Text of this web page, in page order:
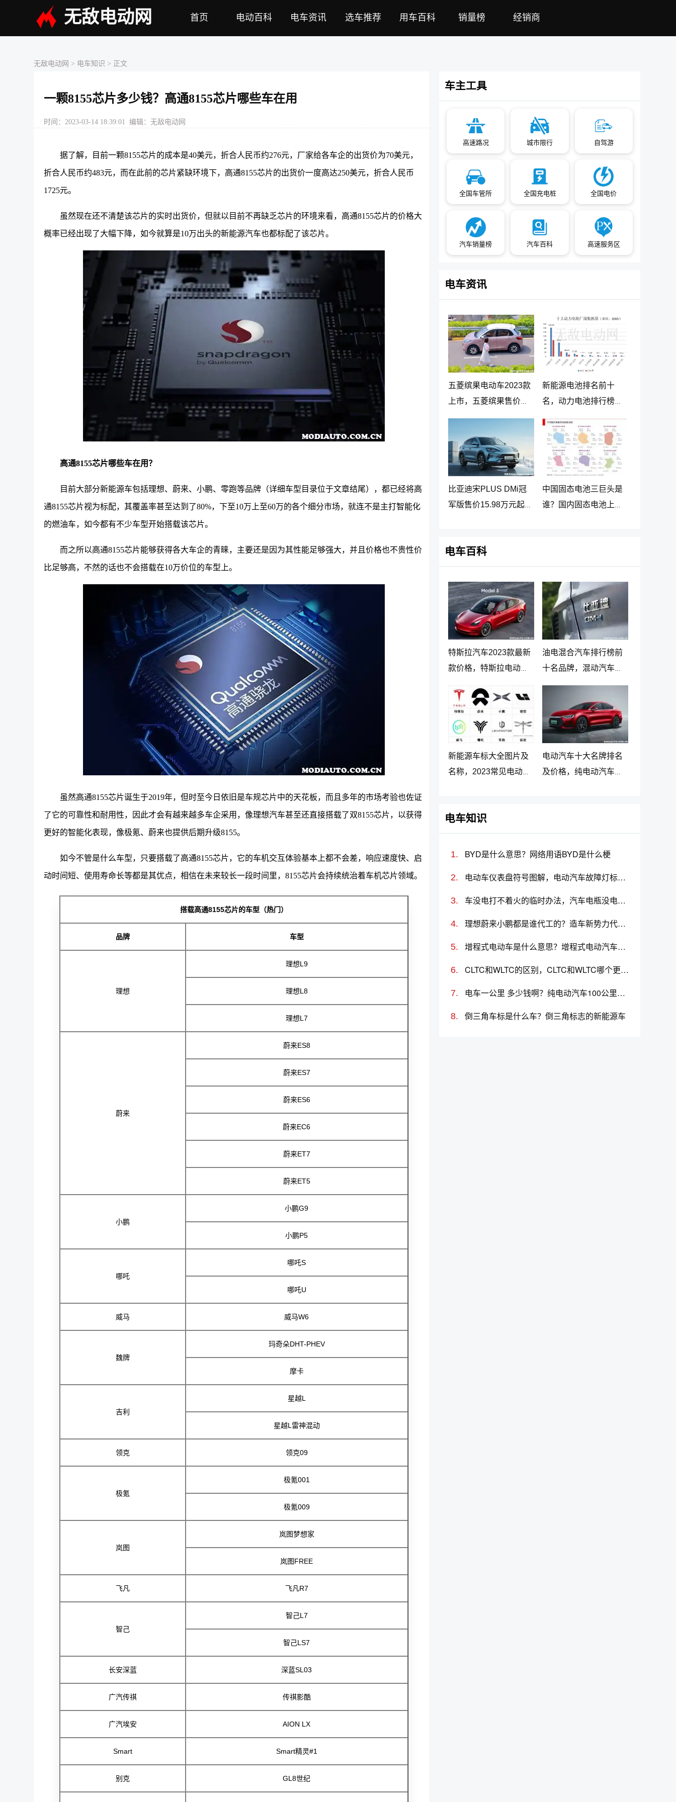
无敌电动网 首页 电动百科 电车资讯 选车推荐 用车百科 销量榜 经销商
无敌电动网 > 电车知识 > 正文
一颗8155芯片多少钱？高通8155芯片哪些车在用
时间：2023-03-14 18:39:01 编辑：无敌电动网
据了解，目前一颗8155芯片的成本是40美元，折合人民币约276元，厂家给各车企的出货价为70美元，
折合人民币约483元，而在此前的芯片紧缺环境下，高通8155芯片的出货价一度高达250美元，折合人民币
1725元。
虽然现在还不清楚该芯片的实时出货价，但就以目前不再缺乏芯片的环境来看，高通8155芯片的价格大
概率已经出现了大幅下降，如今就算是10万出头的新能源汽车也都标配了该芯片。
高通8155芯片哪些车在用？
目前大部分新能源车包括理想、蔚来、小鹏、零跑等品牌 （详细车型目录位于文章结尾） ，都已经将高
通8155芯片视为标配，其覆盖率甚至达到了80%，下至10万上至60万的各个细分市场，就连不是主打智能化
的燃油车，如今都有不少车型开始搭载该芯片。
而之所以高通8155芯片能够获得各大车企的青睐，主要还是因为其性能足够强大，并且价格也不贵性价
比足够高，不然的话也不会搭载在10万价位的车型上。
虽然高通8155芯片诞生于2019年，但时至今日依旧是车规芯片中的天花板，而且多年的市场考验也佐证
了它的可靠性和耐用性，因此才会有越来越多车企采用，像理想汽车甚至还直接搭载了双8155芯片，以获得
更好的智能化表现，像极氪、蔚来也提供后期升级8155。
如今不管是什么车型，只要搭载了高通8155芯片，它的车机交互体验基本上都不会差，响应速度快、启
动时间短、使用寿命长等都是其优点，相信在未来较长一段时间里，8155芯片会持续统治着车机芯片领域。
搭载高通8155芯片的车型（热门）
品牌 车型
理想
理想L9
理想L8
理想L7
蔚来
蔚来ES8
蔚来ES7
蔚来ES6
蔚来EC6
蔚来ET7
蔚来ET5
小鹏
小鹏G9
小鹏P5
哪吒
哪吒S
哪吒U
威马 威马W6
魏牌
玛奇朵DHT-PHEV
摩卡
吉利
星越L
星越L雷神混动
领克 领克09
极氪
极氪001
极氪009
岚图
岚图梦想家
岚图FREE
飞凡 飞凡R7
智己
智己L7
智己LS7
长安深蓝 深蓝SL03
广汽传祺 传祺影酷
广汽埃安 AION LX
Smart Smart精灵#1
别克 GL8世纪
车主工具
高速路况 城市限行 自驾游
全国车管所 全国充电桩 全国电价
汽车销量榜 汽车百科 高速服务区
电车资讯
五菱缤果电动车2023款
上市，五菱缤果售价
5.98万起
新能源电池排名前十
名，动力电池排行榜前
十名
比亚迪宋PLUS DMi冠
军版售价15.98万元起，
中国固态电池三巨头是
谁？国内固态电池上市
电车百科
特斯拉汽车2023款最新
款价格，特斯拉电动汽
油电混合汽车排行榜前
十名品牌，混动汽车十
大名牌排名及价格
新能源车标大全图片及
名称，2023常见电动汽
电动汽车十大名牌排名
及价格，纯电动汽车排
电车知识
BYD是什么意思？网络用语BYD是什么梗
电动车仪表盘符号图解，电动汽车故障灯标志图解大全
车没电打不着火的临时办法，汽车电瓶没电怎么搭线(图解)
理想蔚来小鹏都是谁代工的？造车新势力代工厂分别是哪些
增程式电动车是什么意思？增程式电动汽车优缺点
CLTC和WLTC的区别，CLTC和WLTC哪个更准确
电车一公里 多少钱啊？纯电动汽车100公里多少度电
倒三角车标是什么车？倒三角标志的新能源车